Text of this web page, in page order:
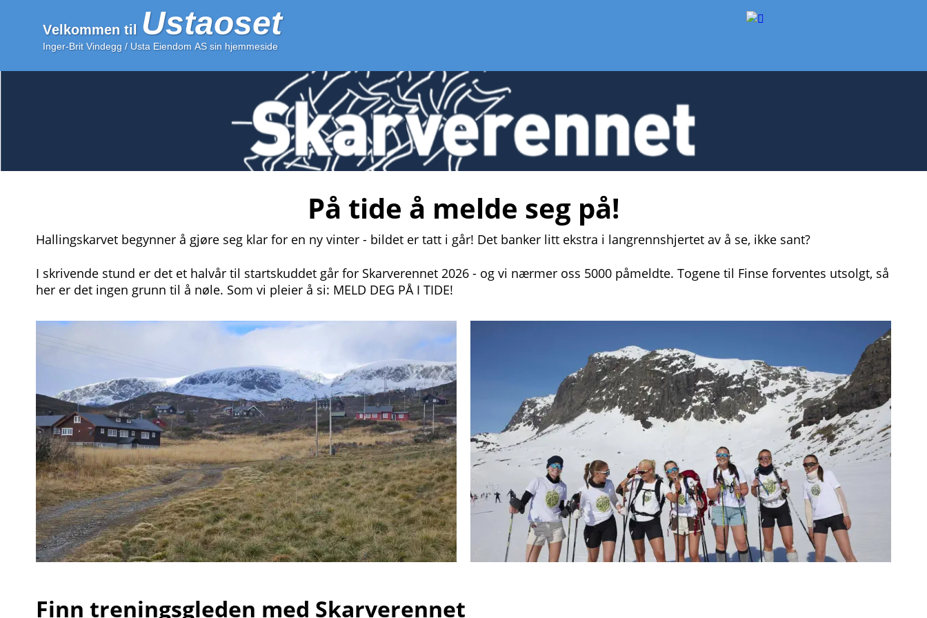
På tide å melde seg på!
Hallingskarvet begynner å gjøre seg klar for en ny vinter - bildet er tatt i går! Det banker litt ekstra i langrennshjertet av å se, ikke sant?
I skrivende stund er det et halvår til startskuddet går for Skarverennet 2026 - og vi nærmer oss 5000 påmeldte. Togene til Finse forventes utsolgt, så
her er det ingen grunn til å nøle. Som vi pleier å si: MELD DEG PÅ I TIDE!
Finn treningsgleden med Skarverennet
Velkommen til Ustaoset
Inger-Brit Vindegg / Usta Eiendom AS sin hjemmeside